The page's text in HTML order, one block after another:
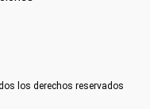
los derechos reservados